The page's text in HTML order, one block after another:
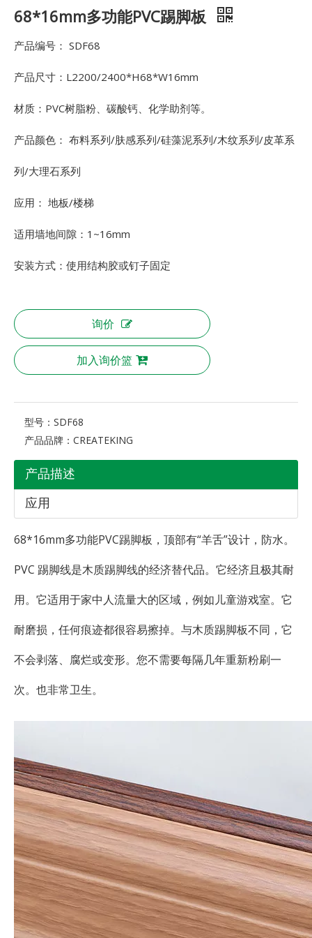
68*16mm多功能PVC踢脚板
产品编号： SDF68
产品尺寸：L2200/2400*H68*W16mm
材质：PVC树脂粉、碳酸钙、化学助剂等。
产品颜色： 布料系列/肤感系列/硅藻泥系列/木纹系列/皮革系
列/大理石系列
应用： 地板/楼梯
适用墙地间隙：1~16mm
安装方式：使用结构胶或钉子固定
询价
加入询价篮
型号： SDF68
产品品牌： CREATEKING
产品描述
应用
68*16mm多功能PVC踢脚板，顶部有“羊舌”设计，防水。
PVC 踢脚线是木质踢脚线的经济替代品。它经济且极其耐
用。它适用于家中人流量大的区域，例如儿童游戏室。它
耐磨损，任何痕迹都很容易擦掉。与木质踢脚板不同，它
不会剥落、腐烂或变形。您不需要每隔几年重新粉刷一
次。也非常卫生。